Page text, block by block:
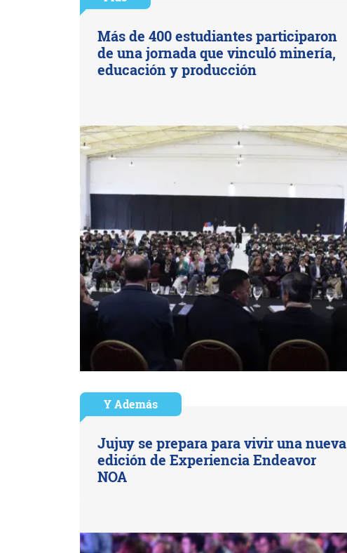
Más de 400 estudiantes participaron
de una jornada que vinculó minería,
educación y producción
Y Además
Jujuy se prepara para vivir una nueva
edición de Experiencia Endeavor
NOA